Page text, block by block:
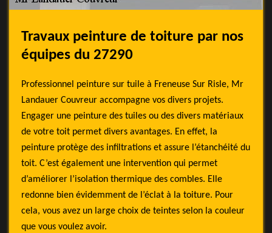
Travaux peinture de toiture par nos
équipes du 27290
Professionnel peinture sur tuile à Freneuse Sur Risle, Mr
Landauer Couvreur accompagne vos divers projets.
Engager une peinture des tuiles ou des divers matériaux
de votre toit permet divers avantages. En effet, la
peinture protège des infiltrations et assure l’étanchéité du
toit. C’est également une intervention qui permet
d’améliorer l’isolation thermique des combles. Elle
redonne bien évidemment de l’éclat à la toiture. Pour
cela, vous avez un large choix de teintes selon la couleur
que vous voulez avoir.